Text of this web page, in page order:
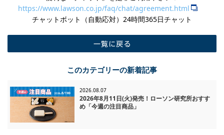
https://www.lawson.co.jp/faq/chat/agreement.html
チャットボット（自動応対）24時間365日チャット
このカテゴリーの新着記事
2026.08.07
2026年8月11日(火)発売！ローソン研究所おすす
め「今週の注目商品」